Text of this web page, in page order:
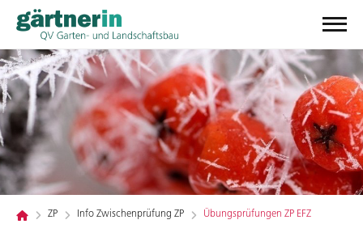
ZP Info Zwischenprüfung ZP Übungsprüfungen ZP EFZ